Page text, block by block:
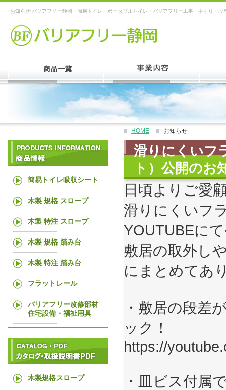
お知らせ|バリアフリー静岡・簡易トイレ・ポータブルトイレ・バリアフリー工事・手すり・段
HOME お知らせ
滑りにくいフ
ト）公開のお
日頃よりご愛
滑りにくいフ
YOUTUBEに
敷居の取外し
にまとめてあ
・敷居の段差
ック！
https://
・皿ビス付属
簡易トイレ吸収シート
木製 規格 スロープ
木製 特注 スロープ
木製 規格 踏み台
木製 特注 踏み台
フラットレール
バリアフリー改修部材
住宅設備・福祉用具
木製規格スロープ